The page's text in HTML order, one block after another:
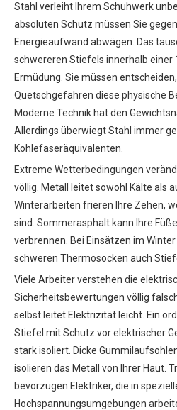
Stahl verleiht Ihrem Schuhwerk
absoluten Schutz müssen Sie
Energieaufwand abwägen. Das
schwereren Stiefels innerhalb
Ermüdung. Sie müssen
Quetschgefahren diese physische
Moderne Technik hat den
Allerdings überwiegt Stahl immer
Kohlefaseräquivalenten.
Extreme Wetterbedingungen
völlig. Metall leitet sowohl Kälte als
Winterarbeiten frieren Ihre Zehen,
sind. Sommerasphalt kann Ihre
verbrennen. Bei Einsätzen im
schweren Thermosocken auch
Viele Arbeiter verstehen die
Sicherheitsbewertungen völlig
selbst leitet Elektrizität leicht. Ein
Stiefel mit Schutz vor elektrischer
stark isoliert. Dicke
isolieren das Metall von Ihrer Haut.
bevorzugen Elektriker, die in
Hochspannungsumgebungen